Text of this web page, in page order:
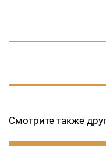
Смотрите также